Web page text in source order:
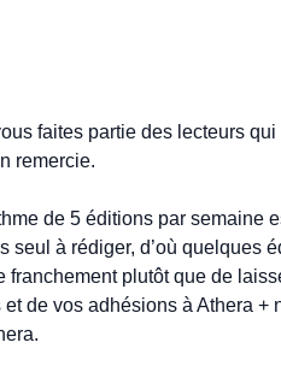
faites partie des lecteurs
remercie.
de 5 éditions par semaine
seul à rédiger, d’où quelques
franchement plutôt que de
de vos adhésions à Athera +